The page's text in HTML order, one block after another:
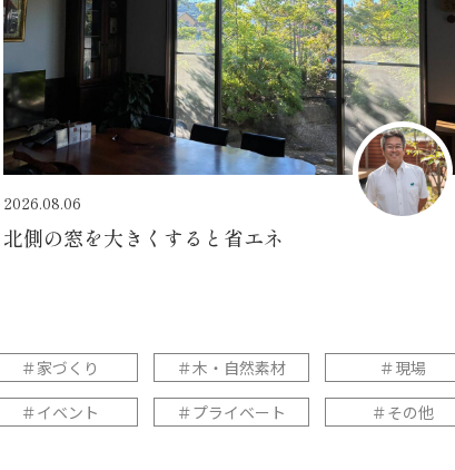
2026.08.06
北側の窓を大きくすると省エネ
＃家づくり ＃木・自然素材 ＃現場
＃イベント ＃プライベート ＃その他